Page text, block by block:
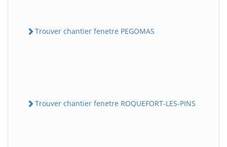
Trouver chantier fenetre PEGOMAS
Trouver chantier fenetre ROQUEFORT-LES-PINS